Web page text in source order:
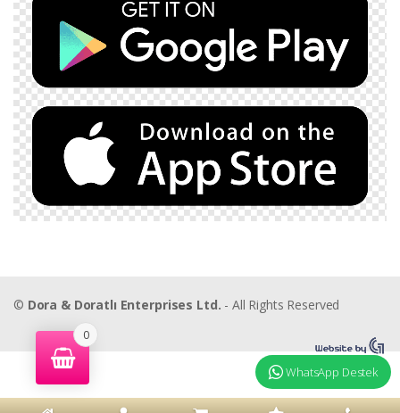
© Dora & Doratlı Enterprises Ltd. - All Rights Reserved
0
WhatsApp Destek